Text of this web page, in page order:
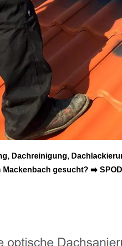
Dachreinigung,
gesucht? ➡️